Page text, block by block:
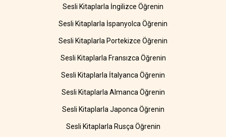
Sesli Kitaplarla İngilizce Öğrenin
Sesli Kitaplarla İspanyolca Öğrenin
Sesli Kitaplarla Portekizce Öğrenin
Sesli Kitaplarla Fransızca Öğrenin
Sesli Kitaplarla İtalyanca Öğrenin
Sesli Kitaplarla Almanca Öğrenin
Sesli Kitaplarla Japonca Öğrenin
Sesli Kitaplarla Rusça Öğrenin